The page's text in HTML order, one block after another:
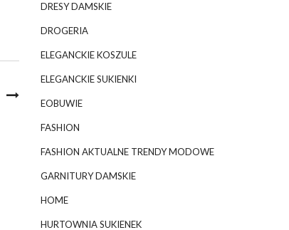
DRESY DAMSKIE
DROGERIA
ELEGANCKIE KOSZULE
ELEGANCKIE SUKIENKI
EOBUWIE
FASHION
FASHION AKTUALNE TRENDY MODOWE
GARNITURY DAMSKIE
HOME
HURTOWNIA SUKIENEK